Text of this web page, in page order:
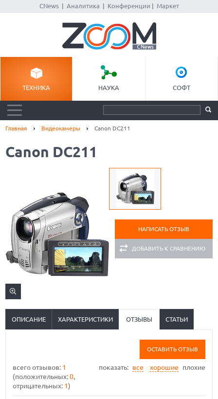
CNews| Аналитика Конференции Маркет
ТЕХНИКА НАУКА СОФТ
Главная Видеокамеры Canon DC211
Canon DC211
НАПИСАТЬ ОТЗЫВ
ДОБАВИТЬ К СРАВНЕНИЮ
ОПИСАНИЕ ХАРАКТЕРИСТИКИ ОТЗЫВЫ СТАТЬИ
ОСТАВИТЬ ОТЗЫВ
показать: все хорошие плохие
всего отзывов: 1
(положительных:0,
отрицательных: 1)